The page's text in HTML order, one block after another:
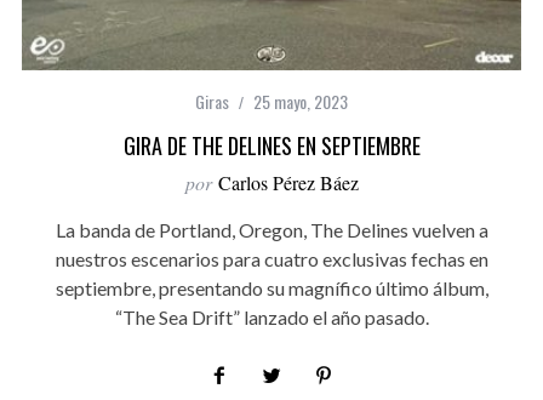
Giras 25 mayo, 2023
GIRA DE THE DELINES EN SEPTIEMBRE
por Carlos Pérez Báez
La banda de Portland, Oregon, The Delines vuelven a
nuestros escenarios para cuatro exclusivas fechas en
septiembre, presentando su magnífico último álbum,
“The Sea Drift” lanzado el año pasado.